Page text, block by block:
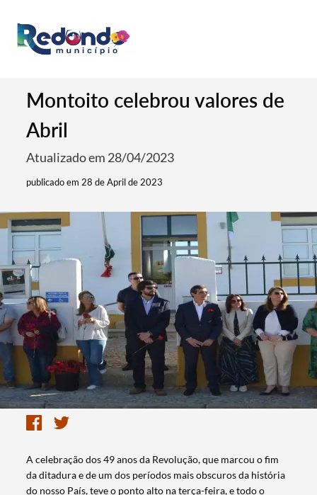
Montoito celebrou valores de
Abril
Atualizado em 28/04/2023
publicado em 28 de April de 2023
A celebração dos 49 anos da Revolução, que marcou o fim
da ditadura e de um dos períodos mais obscuros da história
do nosso País, teve o ponto alto na terça-feira, e todo o